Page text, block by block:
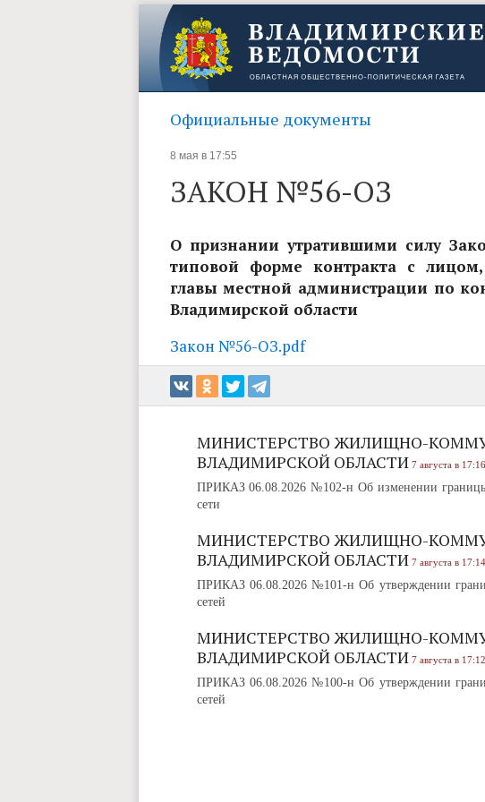
Официальные документы
8 мая в 17:55
ЗАКОН №56-ОЗ
О признании утратившими силу
типовой форме контракта с
главы местной администрации по
Владимирской области
Закон №56-ОЗ.pdf
МИНИСТЕРСТВО ЖИЛИЩНО-
ВЛАДИМИРСКОЙ ОБЛАСТИ 7 августа в 17:16
ПРИКАЗ 06.08.2026 №102-н Об изменении границы
сети
МИНИСТЕРСТВО ЖИЛИЩНО-
ВЛАДИМИРСКОЙ ОБЛАСТИ 7 августа в 17:14
ПРИКАЗ 06.08.2026 №101-н Об утверждении
сетей
МИНИСТЕРСТВО ЖИЛИЩНО-
ВЛАДИМИРСКОЙ ОБЛАСТИ 7 августа в 17:12
ПРИКАЗ 06.08.2026 №100-н Об утверждении
сетей